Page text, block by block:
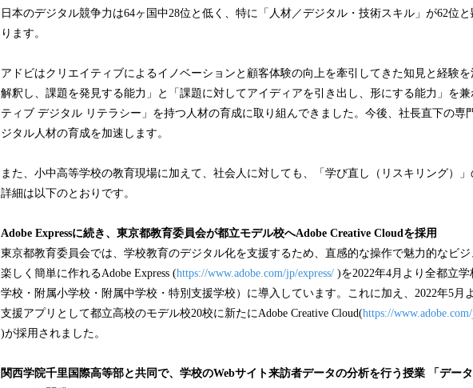
日本のデジタル競争力は64ヶ国中28位と低く、特に「人材／デジタル・技術スキル」が62位
ります。
アドビはクリエイティブによるイノベーションと顧客体験の向上を牽引してきた知見と経験
解釈し、課題を発見する能力」と「課題に対してアイディアを引き出し、形にする能力」を
ティブ デジタル リテラシー」を持つ人材の育成に取り組んできました。今後、社長直下の専
ジタル人材の育成を加速します。
また、小中高等学校の教育現場に加えて、社会人に対しても、「学び直し（リスキリング）」
詳細は以下のとおりです。
Adobe Expressに続き、東京都教育委員会が都立モデル校へAdobe Creative Cloudを採用
東京都教育委員会では、学校教育のデジタル化を支援するため、直感的な操作で魅力的なビ
楽しく簡単に作れるAdobe Express (https://www.adobe.com/jp/express/ )を2022年4月より全都立
学校・附属小学校・附属中学校・特別支援学校）に導入しています。これに加え、2022年5月
支援アプリとして都立高校のモデル校20校に新たにAdobe Creative Cloud(https://
)が採用されました。
関西学院千里国際高等部と共同で、学校のWebサイト来訪者データの分析を行う授業 「デー